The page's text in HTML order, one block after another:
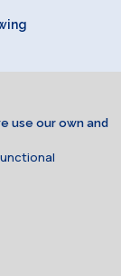
use our own and